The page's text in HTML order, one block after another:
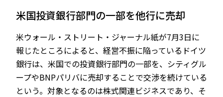
JP EN
米国投資銀行部門の一部を他行に売却
米ウォール・ストリート・ジャーナル紙が7月3日に
報じたところによると、経営不振に陥っているドイツ
銀行は、米国での投資銀行部門の一部を、シティグル
ープやBNPパリバに売却することで交渉を続けている
という。対象となるのは株式関連ビジネスであり、そ